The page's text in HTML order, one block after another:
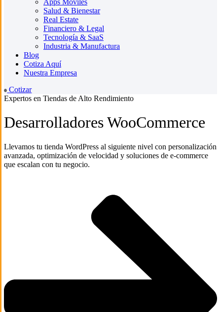
Salud & Bienestar
Real Estate
Financiero & Legal
Tecnología & SaaS
Industria & Manufactura
Blog
Cotiza Aquí
Nuestra Empresa
Cotizar
Expertos en Tiendas de Alto Rendimiento
Desarrolladores WooCommerce
Llevamos tu tienda WordPress al siguiente nivel con personalización
avanzada, optimización de velocidad y soluciones de e-commerce
que escalan con tu negocio.